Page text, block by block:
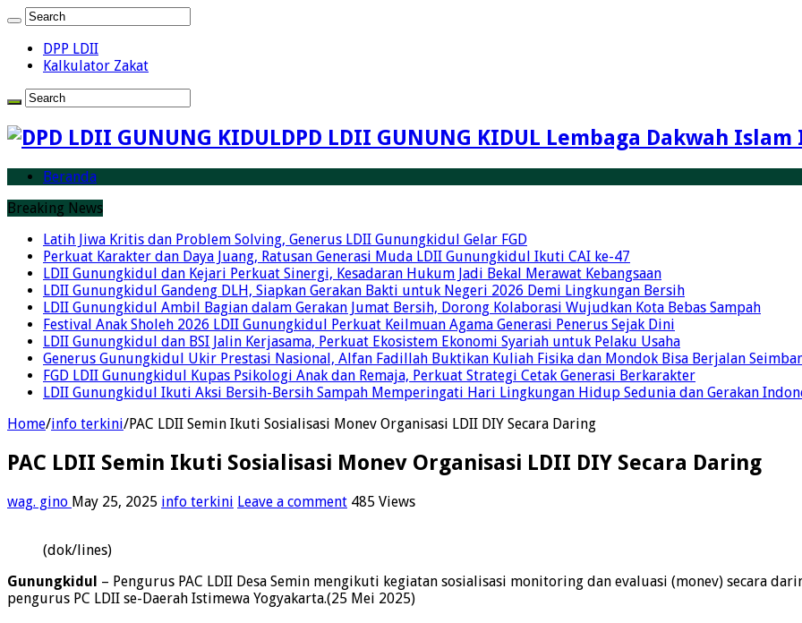
DPP LDII
Kalkulator Zakat
DPD LDII GUNUNG KIDUL Lembaga Dakwah
Beranda
Breaking News
Latih Jiwa Kritis dan Problem Solving, Generus LDII Gunungkidul Gelar FGD
Perkuat Karakter dan Daya Juang, Ratusan Generasi Muda LDII Gunungkidul Ikuti CAI ke-47
LDII Gunungkidul dan Kejari Perkuat Sinergi, Kesadaran Hukum Jadi Bekal Merawat Kebangsaan
LDII Gunungkidul Gandeng DLH, Siapkan Gerakan Bakti untuk Negeri 2026 Demi Lingkungan Bersih
LDII Gunungkidul Ambil Bagian dalam Gerakan Jumat Bersih, Dorong Kolaborasi Wujudkan Kota Bebas Sampah
Festival Anak Sholeh 2026 LDII Gunungkidul Perkuat Keilmuan Agama Generasi Penerus Sejak Dini
LDII Gunungkidul dan BSI Jalin Kerjasama, Perkuat Ekosistem Ekonomi Syariah untuk Pelaku Usaha
Generus Gunungkidul Ukir Prestasi Nasional, Alfan Fadillah Buktikan Kuliah Fisika dan Mondok Bisa Berjalan
FGD LDII Gunungkidul Kupas Psikologi Anak dan Remaja, Perkuat Strategi Cetak Generasi Berkarakter
LDII Gunungkidul Ikuti Aksi Bersih-Bersih Sampah Memperingati Hari Lingkungan Hidup Sedunia dan Gerakan
Home/info terkini/PAC LDII Semin Ikuti Sosialisasi Monev Organisasi LDII DIY Secara Daring
PAC LDII Semin Ikuti Sosialisasi Monev Organisasi LDII DIY Secara Daring
wag. gino May 25, 2025 info terkini Leave a comment 485 Views
(dok/lines)
Gunungkidul – Pengurus PAC LDII Desa Semin mengikuti kegiatan sosialisasi monitoring dan evaluasi (monev) secara
pengurus PC LDII se-Daerah Istimewa Yogyakarta.(25 Mei 2025)